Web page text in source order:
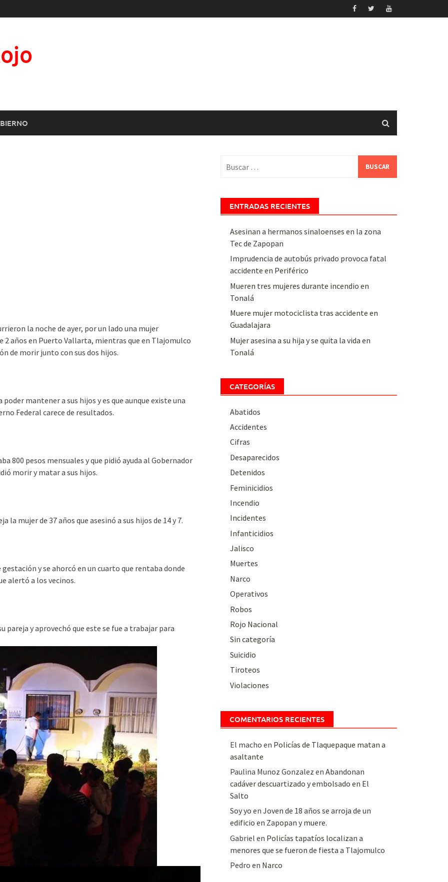
la noche de ayer, por un lado una mujer
2 años en Puerto Vallarta, mientras que en Tlajomulco
de morir junto con sus dos hijos.
mantener a sus hijos y es que aunque existe una
Federal carece de resultados.
800 pesos mensuales y que pidió ayuda al Gobernador
morir y matar a sus hijos.
la mujer de 37 años que asesinó a sus hijos de 14 y 7.
y se ahorcó en un cuarto que rentaba donde
alertó a los vecinos.
pareja y aprovechó que este se fue a trabajar para
ENTRADAS RECIENTES
Asesinan a hermanos sinaloenses en la zona
Tec de Zapopan
Imprudencia de autobús privado provoca fatal
accidente en Periférico
Mueren tres mujeres durante incendio en
Tonalá
Muere mujer motociclista tras accidente en
Guadalajara
Mujer asesina a su hija y se quita la vida en
Tonalá
CATEGORÍAS
Abatidos
Accidentes
Cifras
Desaparecidos
Detenidos
Feminicidios
Incendio
Incidentes
Infanticidios
Jalisco
Muertes
Narco
Operativos
Robos
Rojo Nacional
Sin categoría
Suicidio
Tiroteos
Violaciones
COMENTARIOS RECIENTES
El macho en Policías de Tlaquepaque matan a
asaltante
Paulina Munoz Gonzalez en Abandonan
cadáver descuartizado y embolsado en El
Salto
Soy yo en Joven de 18 años se arroja de un
edificio en Zapopan y muere.
Gabriel en Policías tapatíos localizan a
menores que se fueron de fiesta a Tlajomulco
Pedro en Narco